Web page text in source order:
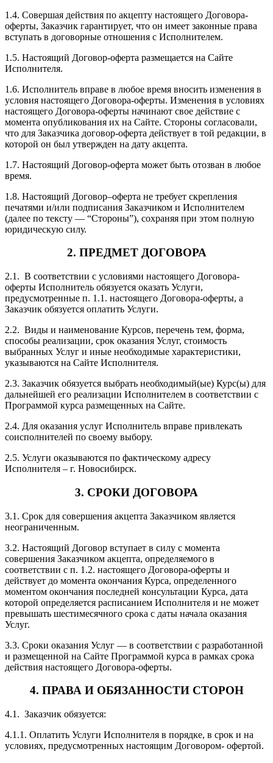
1.4. Совершая действия по акцепту настоящего Договора-
оферты, Заказчик гарантирует, что он имеет законные права
вступать в договорные отношения с Исполнителем.
1.5. Настоящий Договор-оферта размещается на Сайте
Исполнителя.
1.6. Исполнитель вправе в любое время вносить изменения в
условия настоящего Договора-оферты. Изменения в условиях
настоящего Договора-оферты начинают свое действие с
момента опубликования их на Сайте. Стороны согласовали,
что для Заказчика договор-оферта действует в той редакции, в
которой он был утвержден на дату акцепта.
1.7. Настоящий Договор-оферта может быть отозван в любое
время.
1.8. Настоящий Договор–оферта не требует скрепления
печатями и/или подписания Заказчиком и Исполнителем
(далее по тексту — “Стороны”), сохраняя при этом полную
юридическую силу.
2. ПРЕДМЕТ ДОГОВОРА
2.1. В соответствии с условиями настоящего Договора-
оферты Исполнитель обязуется оказать Услуги,
предусмотренные п. 1.1. настоящего Договора-оферты, а
Заказчик обязуется оплатить Услуги.
2.2. Виды и наименование Курсов, перечень тем, форма,
способы реализации, срок оказания Услуг, стоимость
выбранных Услуг и иные необходимые характеристики,
указываются на Сайте Исполнителя.
2.3. Заказчик обязуется выбрать необходимый(ые) Курс(ы) для
дальнейшей его реализации Исполнителем в соответствии с
Программой курса размещенных на Сайте.
2.4. Для оказания услуг Исполнитель вправе привлекать
соисполнителей по своему выбору.
2.5. Услуги оказываются по фактическому адресу
Исполнителя – г. Новосибирск.
3. СРОКИ ДОГОВОРА
3.1. Срок для совершения акцепта Заказчиком является
неограниченным.
3.2. Настоящий Договор вступает в силу с момента
совершения Заказчиком акцепта, определяемого в
соответствии с п. 1.2. настоящего Договора-оферты и
действует до момента окончания Курса, определенного
моментом окончания последней консультации Курса, дата
которой определяется расписанием Исполнителя и не может
превышать шестимесячного срока с даты начала оказания
Услуг.
3.3. Сроки оказания Услуг — в соответствии с разработанной
и размещенной на Сайте Программой курса в рамках срока
действия настоящего Договора-оферты.
4. ПРАВА И ОБЯЗАННОСТИ СТОРОН
4.1. Заказчик обязуется:
4.1.1. Оплатить Услуги Исполнителя в порядке, в срок и на
условиях, предусмотренных настоящим Договором- офертой.